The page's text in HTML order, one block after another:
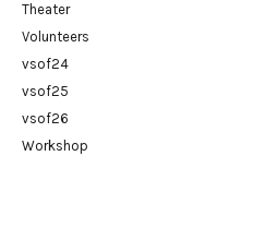
Theater
Volunteers
vsof24
vsof25
vsof26
Workshop